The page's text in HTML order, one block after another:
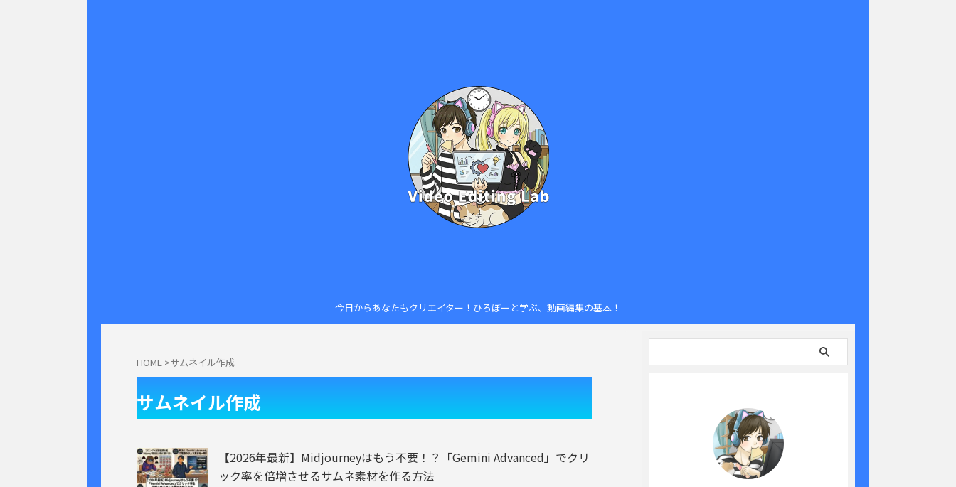
今日からあなたもクリエイター！ひろぼーと学ぶ、動画編集の基本！
HOME >サムネイル作成
サムネイル作成
【2026年最新】Midjourneyはもう不要！？「Gemini Advanced」でクリ
ック率を倍増させるサムネ素材を作る方法